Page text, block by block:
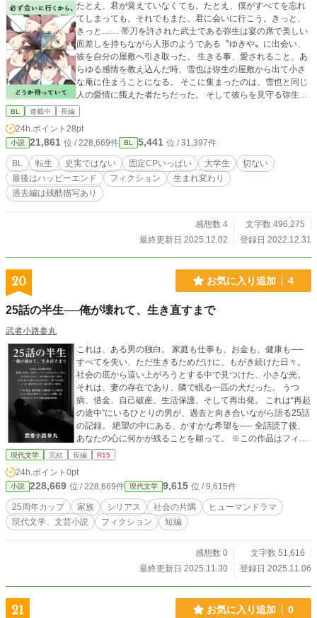
たとえ、君が覚えていなくても。たとえ、僕がすべてを忘れ
てしまっても。それでもまた、君に会いに行こう。きっと、
きっと…… 帯刀を許された武士である弥生は宴の席で美しい
面差しを持ちながら人形のようである〝ゆきや〟に出会い、
彼を自分の屋敷へ引き取った。 生きる事、愛されること、あ
らゆる感情を教え込んだ時、雪也は弥生の屋敷から出て小さ
な庵に住まうことになる。 そこに集まったのは、雪也と同じ
人の愛情に餓えた者たちだった。 そして彼らを見守る弥生た
ちにも、時代の変化は襲い掛かり……。 もう一度会いに行こ
ームシェア」に出てくる彼らの過去のお話です。詳しくはタ
グをご覧くださいませ！ 私が制作した著作物、また、私が依
頼し描いていただいたイラスト含め、全ての文章・画像はAI
学習、無断転載、無断使用を禁止します。
BL 連載中 長編
24h.ポイント 28pt
小説 21,861 位 / 228,669件 BL 5,441 位 / 31,397件
BL 転生 史実ではない 固定CPいっぱい 大学生
切ない
最後はハッピーエンド
フィクション
生まれ変わり
過去編は残酷描写あり
感想数 4
文字数 496,275
最終更新日 2025.12.02
登録日 2022.12.31
20 お気に入り追加 4
25話の半生──俺が壊れて、生き直すまで
武者小路参丸
これは、ある男の独白。 家庭も仕事も、お金も、健康も──
すべてを失い、ただ生きるためだけに、もがき続けた日々。
社会の底から這い上がろうとする中で見つけた、小さな光。
それは、妻の存在であり、隣で眠る一匹の犬だった。 うつ
病、借金、自己破産、生活保護、そして再出発。 これは“再起
の途中”にいるひとりの男が、過去と向き合いながら語る25話
の記録。 絶望の中にある、かすかな希望を── 全話読了後、
あなたの心に何かが残ることを願って。 ※この作品はフィク
ションです。実在の人物・団体・出来事とは関係ありませ
現代文学 完結 長編 R15
24h.ポイント 0pt
小説 228,669 位 / 228,669件 現代文学 9,615 位 / 9,615件
25周年カップ 家族 シリアス 社会の片隅
ヒューマンドラマ
現代文学、文芸小説
フィクション 短編
感想数 0
文字数 51,616
最終更新日 2025.11.30
登録日 2025.11.06
21 お気に入り追加 0